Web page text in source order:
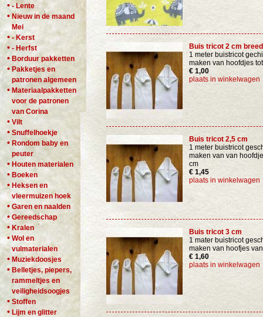
• - Lente
• Nieuw in de maand
Mei
• - Kerst
• - Herfst
• Borduur pakketten
• Pakketjes en
patronen algemeen
• Materiaalpakketten
voor de patronen
van Corina
• Vilt
• Snuffelhoekje
• Rondom baby en
peuter
• Houten materialen
• Boeken
• Heksen en
vleermuizen hoek
• Garen en naalden
• Gereedschap
• Kralen
• Wol en
vulmaterialen
• Muziekdoosjes
• Belletjes, piepers,
rammeltjes en
veiligheidsoogjes
• Stoffen
• Lijm en glitter
Buis tricot 2 cm breed
1 meter buistricot
maken van hoofdjes
€ 1,00
plaats in winkelwagen
Buis tricot 2,5 cm
1 meter buistricot
maken van van
cm
€ 1,45
plaats in winkelwagen
Buis tricot 3 cm
1 mater buistricot
maken van hoofjes
€ 1,60
plaats in winkelwagen